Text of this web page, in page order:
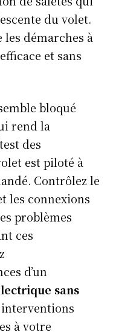
du volet.
démarches à
et sans
bloqué
rend la
des
est piloté à
Contrôlez le
les connexions
problèmes
ces
d’un
sans
interventions
à votre